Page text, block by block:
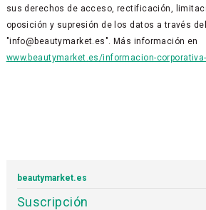
sus derechos de acceso, rectificación,
oposición y supresión de los datos a través
"info@beautymarket.es". Más información en
www.beautymarket.es/informacion-corporativa-
beautymarket.es
Suscripción